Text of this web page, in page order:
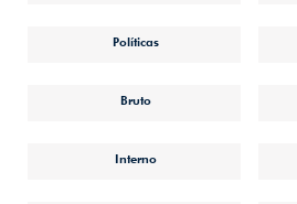
Políticas
Bruto
Interno